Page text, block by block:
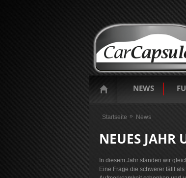
NEWS
Sie sind hier
Startseite News
NEUES JAHR
In diesem Jahr standen wir
Eine Frage die schwerer fällt